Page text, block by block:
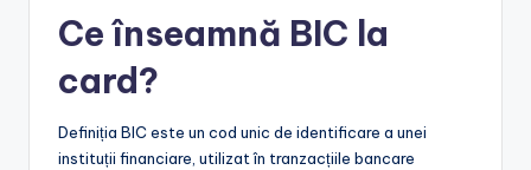
Ce înseamnă BIC la
card?
Definiția BIC este un cod unic de identificare a unei
instituții financiare, utilizat în tranzacțiile bancare